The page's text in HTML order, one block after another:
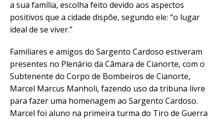
a sua família, escolha feito devido aos aspectos
positivos que a cidade dispõe, segundo ele: “o lugar
ideal de se viver.”
Familiares e amigos do Sargento Cardoso estiveram
presentes no Plenário da Câmara de Cianorte, com o
Subtenente do Corpo de Bombeiros de Cianorte,
Marcel Marcus Manholi, fazendo uso da tribuna livre
para fazer uma homenagem ao Sargento Cardoso.
Marcel foi aluno na primeira turma do Tiro de Guerra